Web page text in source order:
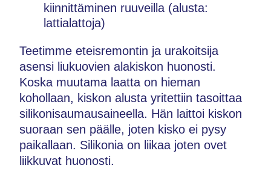
kiinnittäminen ruuveilla (alusta:
lattialattoja)
Teetimme eteisremontin ja urakoitsija
asensi liukuovien alakiskon huonosti.
Koska muutama laatta on hieman
kohollaan, kiskon alusta yritettiin tasoittaa
silikonisaumausaineella. Hän laittoi kiskon
suoraan sen päälle, joten kisko ei pysy
paikallaan. Silikonia on liikaa joten ovet
liikkuvat huonosti.